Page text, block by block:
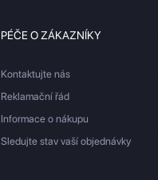
PÉČE O ZÁKAZNÍKY
Kontaktujte nás
Reklamační řád
Informace o nákupu
Sledujte stav vaší objednávky